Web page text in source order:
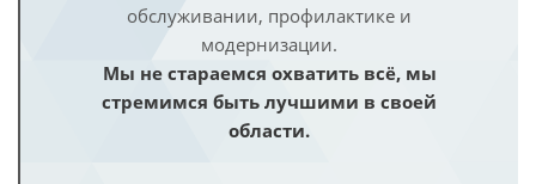
обслуживании, профилактике и
модернизации.
Мы не стараемся охватить всё, мы
стремимся быть лучшими в своей
области.